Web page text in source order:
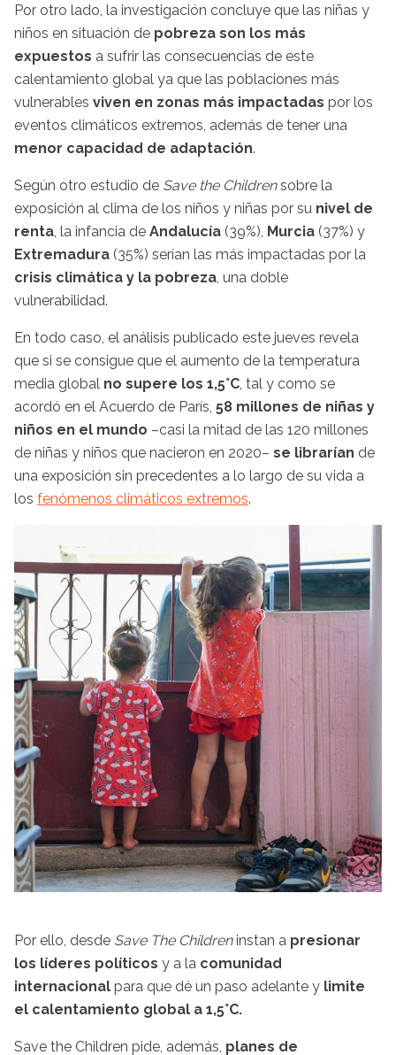
Por otro lado, la investigación concluye que las niñas y
niños en situación de pobreza son los más
expuestos a sufrir las consecuencias de este
calentamiento global ya que las poblaciones más
vulnerables viven en zonas más impactadas por los
eventos climáticos extremos, además de tener una
menor capacidad de adaptación.
Según otro estudio de Save the Childrensobre la
exposición al clima de los niños y niñas por su nivel de
renta , la infancia de Andalucía (39%), Murcia (37%) y
Extremadura (35%) serían las más impactadas por la
crisis climática y la pobreza , una doble
vulnerabilidad.
En todo caso, el análisis publicado este jueves revela
que si se consigue que el aumento de la temperatura
media global no supere los 1,5°C , tal y como se
acordó en el Acuerdo de París, 58 millones de niñas y
niños en el mundo –casi la mitad de las 120 millones
de niñas y niños que nacieron en 2020– se librarían de
una exposición sin precedentes a lo largo de su vida a
los fenómenos climáticos extremos.
Por ello, desde Save The Childreninstan a presionar
los líderes políticos y a la comunidad
internacional para que dé un paso adelante y limite
el calentamiento global a 1,5°C.
Save the Children pide, además, planes de